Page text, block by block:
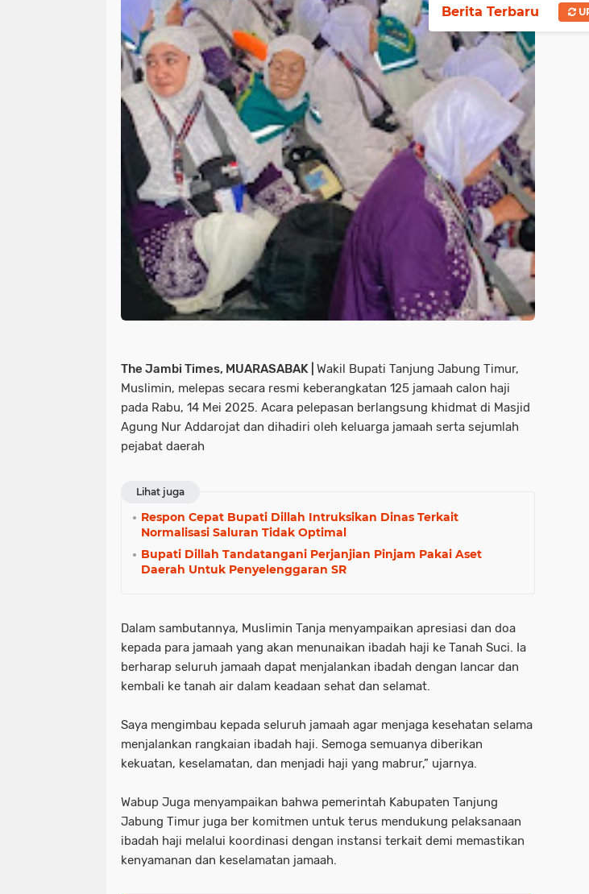
The Jambi Times, MUARASABAK | Wakil Bupati Tanjung Jabung Timur,
Muslimin, melepas secara resmi keberangkatan 125 jamaah calon haji
pada Rabu, 14 Mei 2025. Acara pelepasan berlangsung khidmat di Masjid
Agung Nur Addarojat dan dihadiri oleh keluarga jamaah serta sejumlah
pejabat daerah
Lihat juga
Respon Cepat Bupati Dillah Intruksikan Dinas Terkait
Normalisasi Saluran Tidak Optimal
Bupati Dillah Tandatangani Perjanjian Pinjam Pakai Aset
Daerah Untuk Penyelenggaran SR
Dalam sambutannya, Muslimin Tanja menyampaikan apresiasi dan doa
kepada para jamaah yang akan menunaikan ibadah haji ke Tanah Suci. Ia
berharap seluruh jamaah dapat menjalankan ibadah dengan lancar dan
kembali ke tanah air dalam keadaan sehat dan selamat.
Saya mengimbau kepada seluruh jamaah agar menjaga kesehatan selama
menjalankan rangkaian ibadah haji. Semoga semuanya diberikan
kekuatan, keselamatan, dan menjadi haji yang mabrur,” ujarnya.
Wabup Juga menyampaikan bahwa pemerintah Kabupaten Tanjung
Jabung Timur juga ber komitmen untuk terus mendukung pelaksanaan
ibadah haji melalui koordinasi dengan instansi terkait demi memastikan
kenyamanan dan keselamatan jamaah.
Berita Terbaru